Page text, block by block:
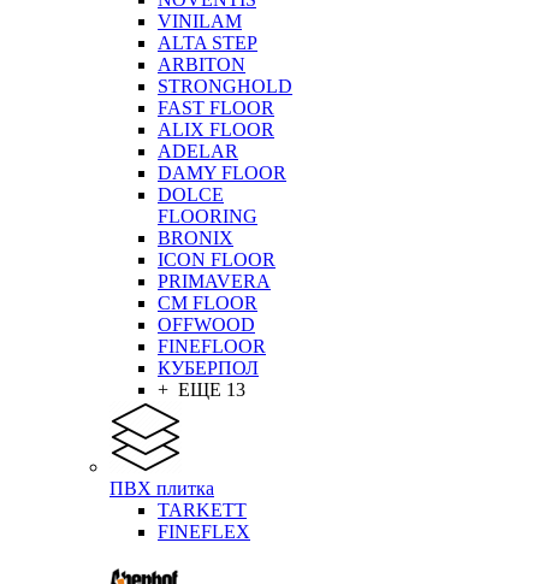
VINILAM
ALTA STEP
ARBITON
STRONGHOLD
FAST FLOOR
ALIX FLOOR
ADELAR
DAMY FLOOR
DOLCE
FLOORING
BRONIX
ICON FLOOR
PRIMAVERA
CM FLOOR
OFFWOOD
FINEFLOOR
КУБЕРПОЛ
+ ЕЩЕ 13
ПВХ плитка
TARKETT
FINEFLEX